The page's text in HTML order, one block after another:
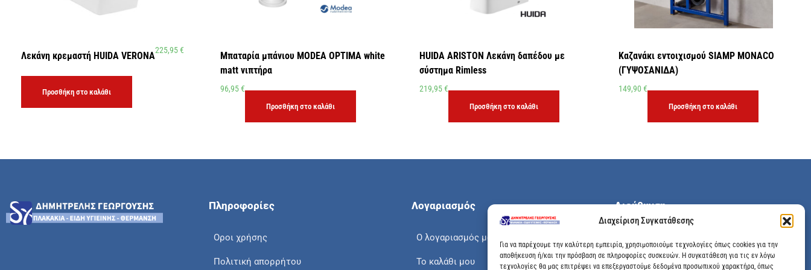
Διαχείριση Συγκατάθεσης
Για να παρέχουμε την καλύτερη εμπειρία, χρησιμοποιούμε τεχνολογίες όπως cookies για την
αποθήκευση ή/και την πρόσβαση σε πληροφορίες συσκευών. Η συγκατάθεση για τις εν λόγω
τεχνολογίες θα μας επιτρέψει να επεξεργαστούμε δεδομένα προσωπικού χαρακτήρα, όπως
Λεκάνη κρεμαστή HUIDA VERONA225,95€
Προσθήκη στο καλάθι
Μπαταρία μπάνιου MODEA OPTIMA white
matt νιπτήρα
96,95€
Προσθήκη στο καλάθι
HUIDA ARISTON Λεκάνη δαπέδου με
σύστημα Rimless
219,95€
Προσθήκη στο καλάθι
Καζανάκι εντοιχισμού SIAMP MONACO
(ΓΥΨΟΣΑΝΙΔΑ)
149,90 €
Προσθήκη στο καλάθι
Πληροφορίες
Οροι χρήσης
Πολιτική απορρήτου
Λογαριασμός
Ο λογαριασμός μου
Το καλάθι μου
Διεύθυνση
Μεγάλης Χώρας 89, Αγρίνιο, Τ.Κ: 30100
info@dimitrelis-georgousis.gr